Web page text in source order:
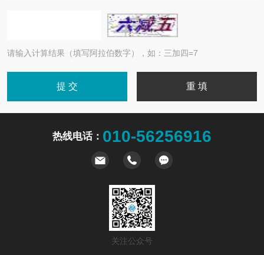
请输入计算结果（填写阿拉伯数字），如：三加四=7
热线电话： 010-56256916
关注公众号